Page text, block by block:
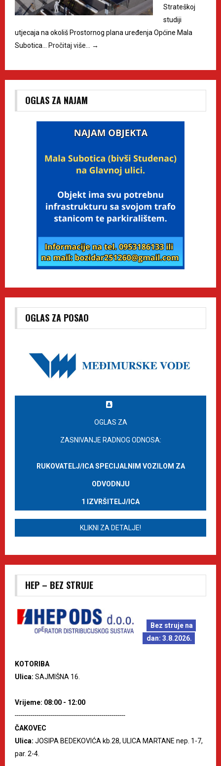
Strateškoj
studiji
utjecaja na okoliš Prostornog plana uređenja Općine Mala
Subotica…
Pročitaj više… →
OGLAS ZA NAJAM
OGLAS ZA POSAO
OGLAS ZA
ZASNIVANJE RADNOG ODNOSA:
RUKOVATELJ/ICA SPECIJALNIM VOZILOM ZA
ODVODNJU
1 IZVRŠITELJ/ICA
KLIKNI ZA DETALJE!
HEP – BEZ STRUJE
Bez struje na
dan: 3.8.2026.
KOTORIBA
Ulica: SAJMIŠNA 16.
Vrijeme: 08:00 - 12:00
--------------------------------------------------------
ČAKOVEC
Ulica: JOSIPA BEDEKOVIĆA kb.28, ULICA MARTANE nep. 1-7,
par. 2-4.